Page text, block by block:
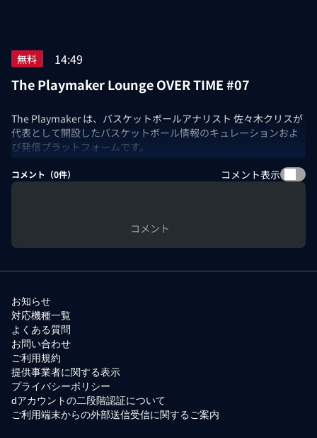
無料 14:49
The Playmaker Lounge OVER TIME #07
The Playmaker は、バスケットボールアナリスト 佐々木クリスが
代表として開設したバスケットボール情報のキュレーションおよ
び発信プラットフォームです。
The Playmaker LoungeにNBA docomo提供の新コーナー「OVER
TIME」が登場！
ウェンビーの驚異の12ブロックでも勝利を手にしたミネソタ・テ
出演：佐々木クリス
コメント（0件） コメント表示
コメント
お知らせ
対応機種一覧
よくある質問
お問い合わせ
ご利用規約
提供事業者に関する表示
プライバシーポリシー
dアカウントの二段階認証について
ご利用端末からの外部送信受信に関するご案内